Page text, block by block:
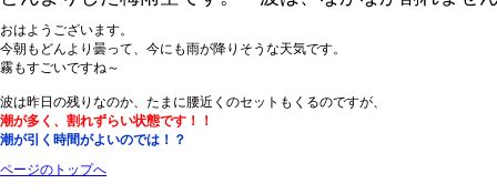
おはようございます。
今朝もどんより曇って、今にも雨が降りそうな天気です。
霧もすごいですね～
波は昨日の残りなのか、たまに腰近くのセットもくるのですが、
潮が多く、割れずらい状態です！！
潮が引く時間がよいのでは！？
ページのトップへ